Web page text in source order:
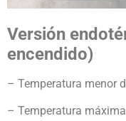
Versión
encendido)
– Temperatura menor
– Temperatura